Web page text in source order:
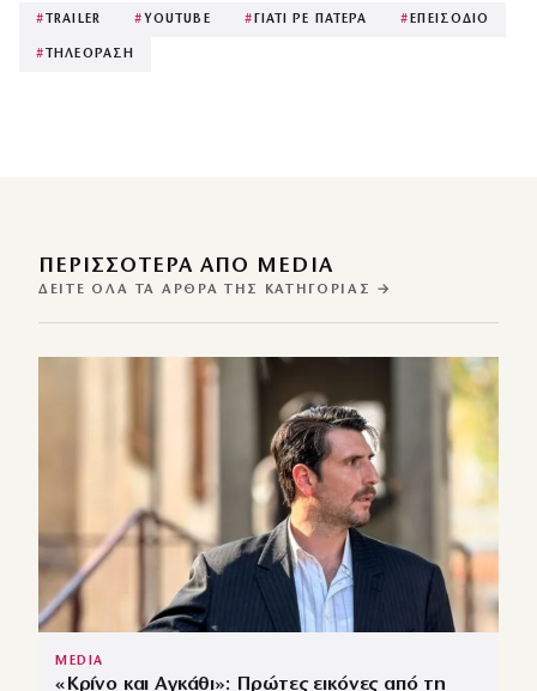
# TRAILER # YOUTUBE # ΓΙΑΤΙ ΡΕ ΠΑΤΕΡΑ # ΕΠΕΙΣΟΔΙΟ
# ΤΗΛΕΟΡΑΣΗ
ΠΕΡΙΣΣΌΤΕΡΑ ΑΠΌ MEDIA
ΔΕΊΤΕ ΌΛΑ ΤΑ ΆΡΘΡΑ ΤΗΣ ΚΑΤΗΓΟΡΊΑΣ →
MEDIA
«Κρίνο και Αγκάθι»: Πρώτες εικόνες από τη